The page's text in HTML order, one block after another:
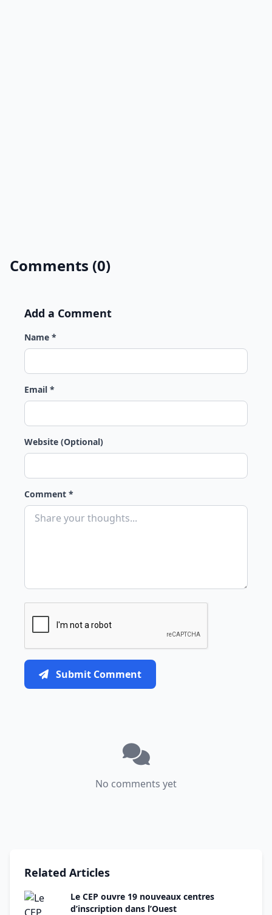
Comments (0)
Add a Comment
Name *
Email *
Website (Optional)
Comment *
Submit Comment
No comments yet
Related Articles
Le CEP ouvre 19 nouveaux centres
d’inscription dans l’Ouest